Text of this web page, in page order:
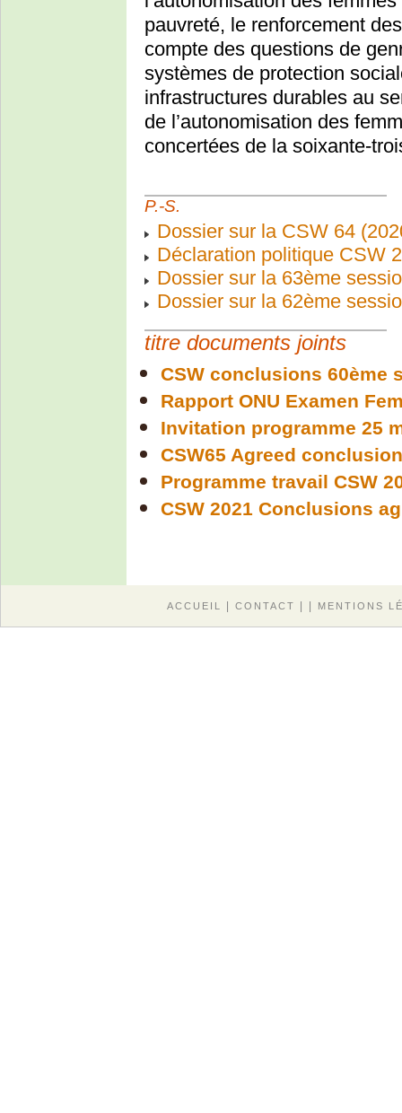
pauvreté, le renforcement
compte des questions de
systèmes de protection
infrastructures durables au
de l’autonomisation des
concertées de la soixante-
P.-S.
Dossier sur la CSW 64
Déclaration politique CSW
Dossier sur la 63ème
Dossier sur la 62ème
titre documents joints
CSW conclusions 60ème
Rapport ONU Examen
Invitation programme 25
CSW65 Agreed
Programme travail CSW
CSW 2021 Conclusions
ACCUEIL CONTACT MENTIONS